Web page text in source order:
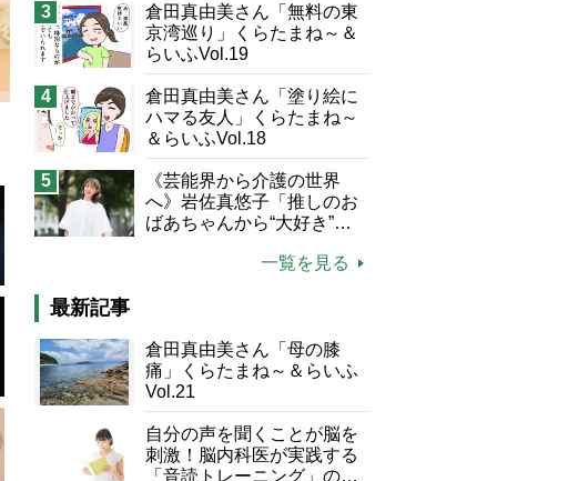
式典でおことばを述べられた天皇陛下（2026年5月17日、撮影
3
倉田真由美さん「無料の東
京湾巡り」くらたまね～＆
らいふVol.19
4
倉田真由美さん「塗り絵に
ハマる友人」くらたまね～
＆らいふVol.18
5
《芸能界から介護の世界
へ》岩佐真悠子「推しのお
ばあちゃんから“大好き”を
飛ぶ“やりがい”、介護の現
一覧を見る
最新記事
倉田真由美さん「母の膝
痛」くらたまね～＆らいふ
Vol.21
自分の声を聞くことが脳を
刺激！脳内科医が実践する
「音読トレーニング」の極